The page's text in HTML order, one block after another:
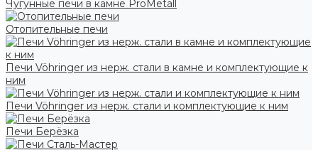
Чугунные печи в камне ProMetall
Отопительные печи
Печи Vöhringer из нерж. стали в камне и комплектующие к
ним
Печи Vöhringer из нерж. стали и комплектующие к ним
Печи Берёзка